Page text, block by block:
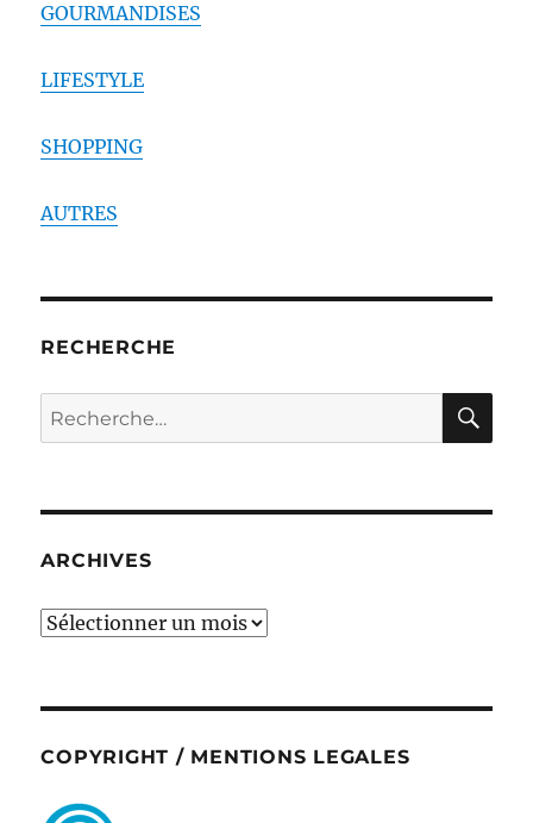
GOURMANDISES
LIFESTYLE
SHOPPING
AUTRES
RECHERCHE
Recherche
pour :
ARCHIVES
ARCHIVES
COPYRIGHT / MENTIONS LEGALES